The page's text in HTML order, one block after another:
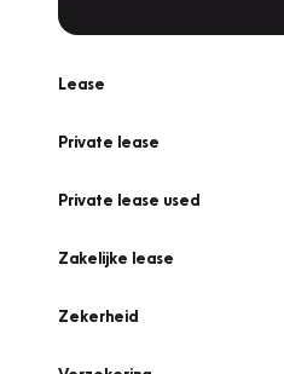
Lease
Private lease
Private lease used
Zakelijke lease
Zekerheid